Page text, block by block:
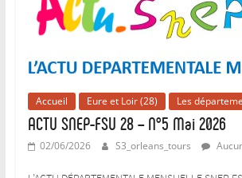
Accueil Eure et Loir (28) Les
ACTU SNEP-FSU 28 – N°5 Mai 2026
02/06/2026 S3_orleans_tours